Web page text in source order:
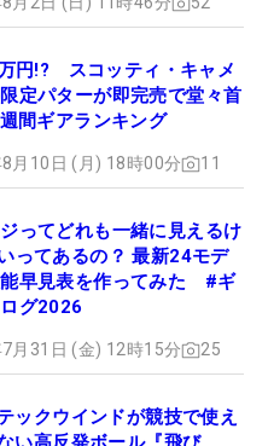
円!? スコッティ・キャメ
定パターが即完売で堂々首
間ギアランキング
月10日 (月) 18時00分 11
ってどれも一緒に見えるけ
ってあるの？ 最新24モデ
早見表を作ってみた #ギ
グ2026
月31日 (金) 12時15分 25
ックウインドが競技で使え